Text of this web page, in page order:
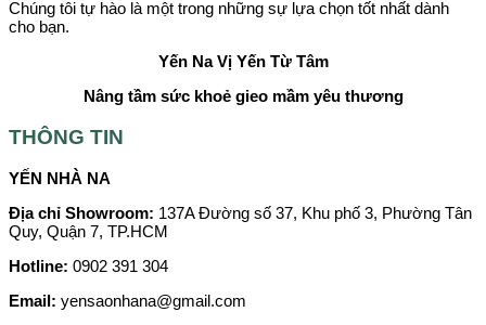
Chúng tôi tự hào là một trong những sự lựa chọn tốt nhất dành
cho bạn.
Yến Na Vị Yến Từ Tâm
Nâng tầm sức khoẻ gieo mầm yêu thương
THÔNG TIN
YẾN NHÀ NA
Địa chỉ Showroom: 137A Đường số 37, Khu phố 3, Phường Tân
Quy, Quận 7, TP.HCM
Hotline: 0902 391 304
Email: yensaonhana@gmail.com